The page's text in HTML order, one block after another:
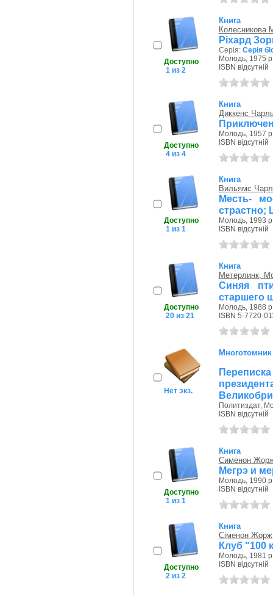
Доступно
1 из 2
Книга
Колесникова
Ріхард
Серія: Серія
Молодь, 1975
ISBN відсутній
Доступно
4 из 4
Книга
Диккенс
Молодь, 1957
ISBN відсутній
Доступно
1 из 1
Книга
Вильямс
Месть-
страстно;
Молодь, 1993
ISBN відсутній
Доступно
20 из 21
Книга
Метерлинк,
Синяя
старшего
Молодь, 1988
ISBN 5-7720-
Нет экз.
Многотомник
Политиздат,
ISBN відсутній
Доступно
1 из 1
Книга
Сименон
Мегрэ и
Молодь, 1990
ISBN відсутній
Доступно
2 из 2
Книга
Сіменон Жорж
Клуб "100
Молодь, 1981
ISBN відсутній